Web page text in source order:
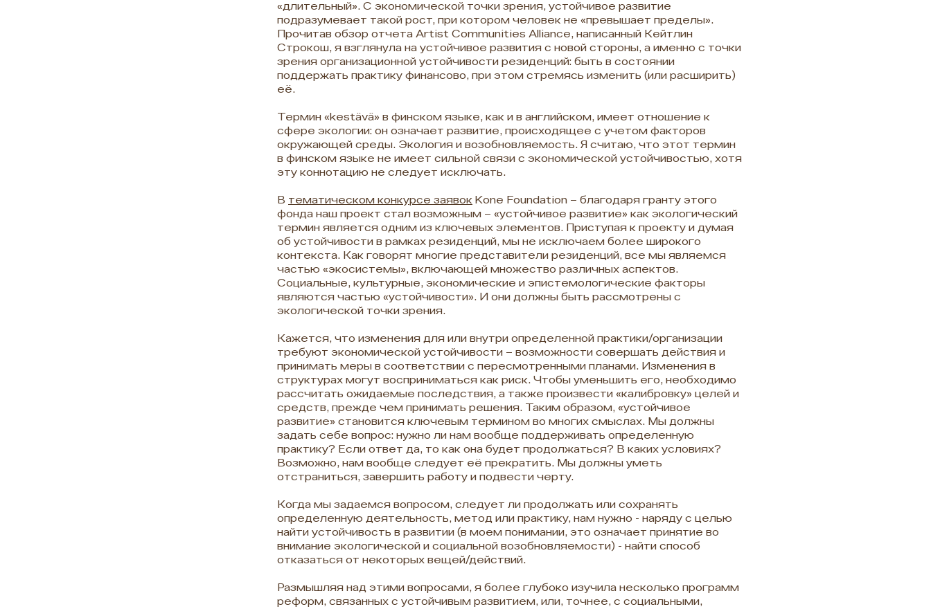
«длительный». С экономической точки зрения, устойчивое развитие
подразумевает такой рост, при котором человек не «превышает пределы».
Прочитав обзор отчета Artist Communities Alliance, написанный Кейтлин
Строкош, я взглянула на устойчивое развития с новой стороны, а именно с точки
зрения организационной устойчивости резиденций: быть в состоянии
поддержать практику финансово, при этом стремясь изменить (или расширить)
её.
Термин «kestävä» в финском языке, как и в английском, имеет отношение к
сфере экологии: он означает развитие, происходящее с учетом факторов
окружающей среды. Экология и возобновляемость. Я считаю, что этот термин
в финском языке не имеет сильной связи с экономической устойчивостью, хотя
эту коннотацию не следует исключать.
В тематическом конкурсе заявок Kone Foundation – благодаря гранту этого
фонда наш проект стал возможным – «устойчивое развитие» как экологический
термин является одним из ключевых элементов. Приступая к проекту и думая
об устойчивости в рамках резиденций, мы не исключаем более широкого
контекста. Как говорят многие представители резиденций, все мы являемся
частью «экосистемы», включающей множество различных аспектов.
Социальные, культурные, экономические и эпистемологические факторы
являются частью «устойчивости». И они должны быть рассмотрены с
экологической точки зрения.
Кажется, что изменения для или внутри определенной практики/организации
требуют экономической устойчивости – возможности совершать действия и
принимать меры в соответствии с пересмотренными планами. Изменения в
структурах могут восприниматься как риск. Чтобы уменьшить его, необходимо
рассчитать ожидаемые последствия, а также произвести «калибровку» целей и
средств, прежде чем принимать решения. Таким образом, «устойчивое
развитие» становится ключевым термином во многих смыслах. Мы должны
задать себе вопрос: нужно ли нам вообще поддерживать определенную
практику? Если ответ да, то как она будет продолжаться? В каких условиях?
Возможно, нам вообще следует её прекратить. Мы должны уметь
отстраниться, завершить работу и подвести черту.
Когда мы задаемся вопросом, следует ли продолжать или сохранять
определенную деятельность, метод или практику, нам нужно - наряду с целью
найти устойчивость в развитии (в моем понимании, это означает принятие во
внимание экологической и социальной возобновляемости) - найти способ
отказаться от некоторых вещей/действий.
Размышляя над этими вопросами, я более глубоко изучила несколько программ
реформ, связанных с устойчивым развитием, или, точнее, с социальными,